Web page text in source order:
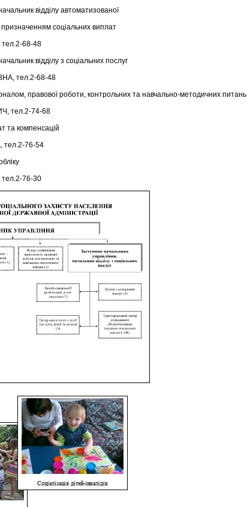
відділу автоматизованої
соціальних виплат
68-48
відділу з соціальних послуг
тел.2-68-48
правової роботи, контрольних та навчально-методичних питань
тел.2-74-68
та компенсацій
76-54
76-30